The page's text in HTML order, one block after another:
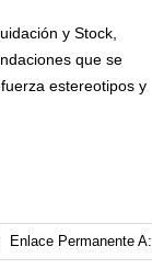
y Stock,
que se
estereotipos y
Enlace Permanente A: